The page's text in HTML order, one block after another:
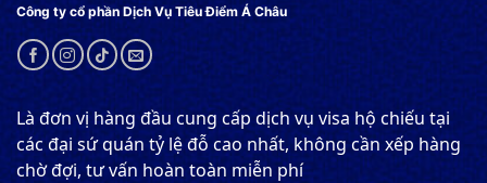
Công ty cổ phần Dịch Vụ Tiêu Điểm Á Châu
Là đơn vị hàng đầu cung cấp dịch vụ visa hộ chiếu tại
các đại sứ quán tỷ lệ đỗ cao nhất, không cần xếp hàng
chờ đợi, tư vấn hoàn toàn miễn phí